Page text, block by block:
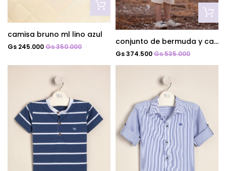
camisa bruno ml lino azul
Gs 245.000Gs 350.000
conjunto de bermuda y camisa de lino dante
Gs 374.500Gs 535.000